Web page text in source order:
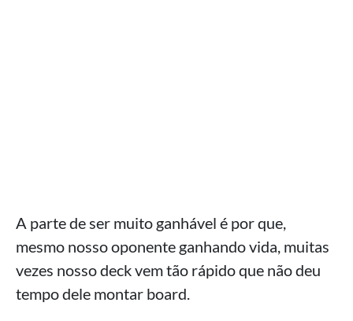
A parte de ser muito ganhável é por que,
mesmo nosso oponente ganhando vida, muitas
vezes nosso deck vem tão rápido que não deu
tempo dele montar board.